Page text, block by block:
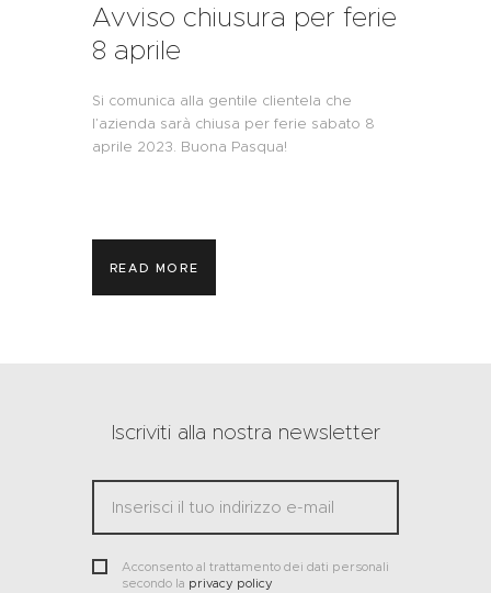
Avviso chiusura per ferie
8 aprile
Si comunica alla gentile clientela che
l’azienda sarà chiusa per ferie sabato 8
aprile 2023. Buona Pasqua!
READ MORE
Iscriviti alla nostra newsletter
Acconsento al trattamento dei dati personali
secondo la privacy policy